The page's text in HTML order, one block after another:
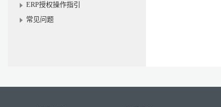
ERP授权操作指引
常见问题